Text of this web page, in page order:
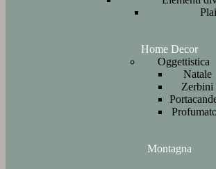
Home Decor
Oggettistica
Natale
Zerbini
Montagna